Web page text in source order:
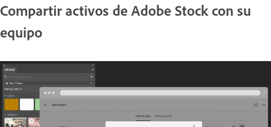
Compartir activos de Adobe Stock con su
equipo